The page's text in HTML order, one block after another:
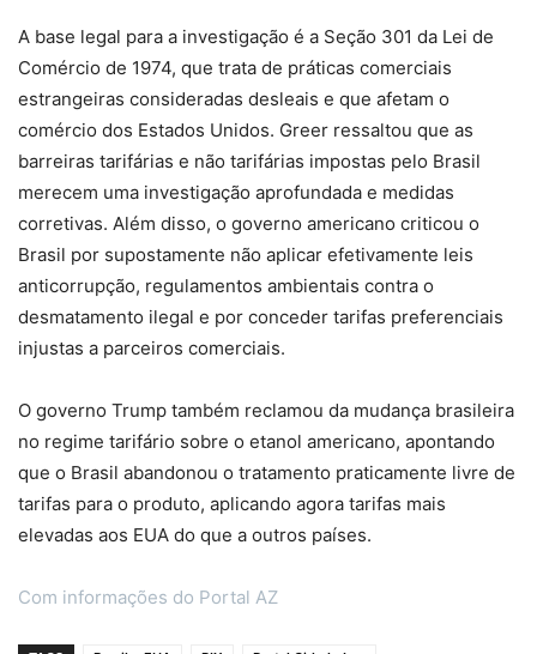
A base legal para a investigação é a Seção 301 da Lei de
Comércio de 1974, que trata de práticas comerciais
estrangeiras consideradas desleais e que afetam o
comércio dos Estados Unidos. Greer ressaltou que as
barreiras tarifárias e não tarifárias impostas pelo Brasil
merecem uma investigação aprofundada e medidas
corretivas. Além disso, o governo americano criticou o
Brasil por supostamente não aplicar efetivamente leis
anticorrupção, regulamentos ambientais contra o
desmatamento ilegal e por conceder tarifas preferenciais
injustas a parceiros comerciais.
O governo Trump também reclamou da mudança brasileira
no regime tarifário sobre o etanol americano, apontando
que o Brasil abandonou o tratamento praticamente livre de
tarifas para o produto, aplicando agora tarifas mais
elevadas aos EUA do que a outros países.
Com informações do Portal AZ